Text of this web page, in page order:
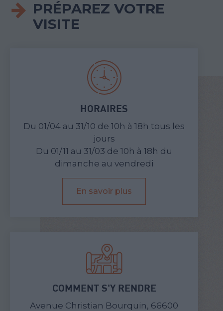
PRÉPAREZ VOTRE
VISITE
HORAIRES
Du 01/04 au 31/10 de 10h à 18h tous les
jours
Du 01/11 au 31/03 de 10h à 18h du
dimanche au vendredi
En savoir plus
COMMENT S'Y RENDRE
Avenue Christian Bourquin, 66600